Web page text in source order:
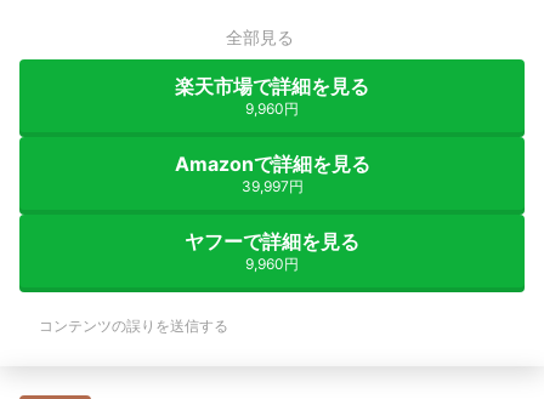
全部見る
楽天市場で詳細を見る
9,960円
Amazonで詳細を見る
39,997円
ヤフーで詳細を見る
9,960円
コンテンツの誤りを送信する